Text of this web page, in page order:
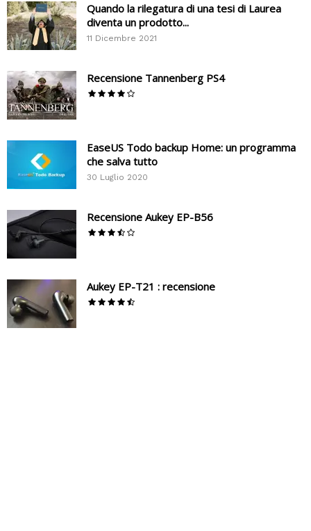
Quando la rilegatura di una tesi di Laurea
diventa un prodotto...
11 Dicembre 2021
Recensione Tannenberg PS4
EaseUS Todo backup Home: un programma
che salva tutto
30 Luglio 2020
Recensione Aukey EP-B56
Aukey EP-T21 : recensione